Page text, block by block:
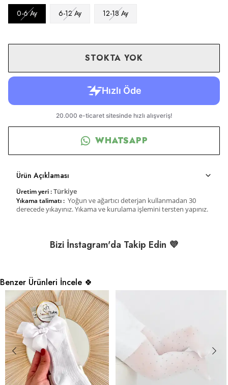
0-6 Ay
6-12 Ay 12-18 Ay
STOKTA YOK
WHATSAPP
Ürün Açıklaması
Üretim yeri :Türkiye
Yıkama talimatı : Yoğun ve ağartıcı deterjan kullanmadan 30
derecede yıkayınız. Yıkama ve kurulama işlemini tersten yapınız.
Bizi İnstagram'da Takip Edin 💜
Benzer Ürünleri İncele 🍀